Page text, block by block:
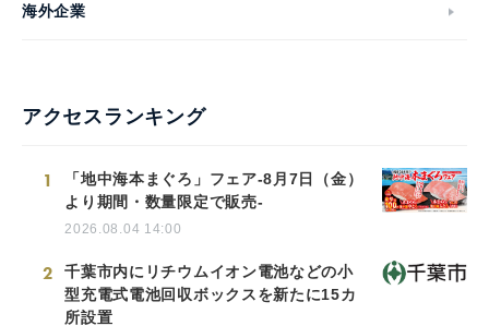
海外企業
アクセスランキング
1
「地中海本まぐろ」フェア-8月7日（金）
より期間・数量限定で販売-
2026.08.04 14:00
2
千葉市内にリチウムイオン電池などの小
型充電式電池回収ボックスを新たに15カ
所設置